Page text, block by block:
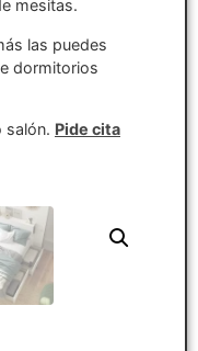
mesitas.
las puedes
dormitorios
salón. Pide cita